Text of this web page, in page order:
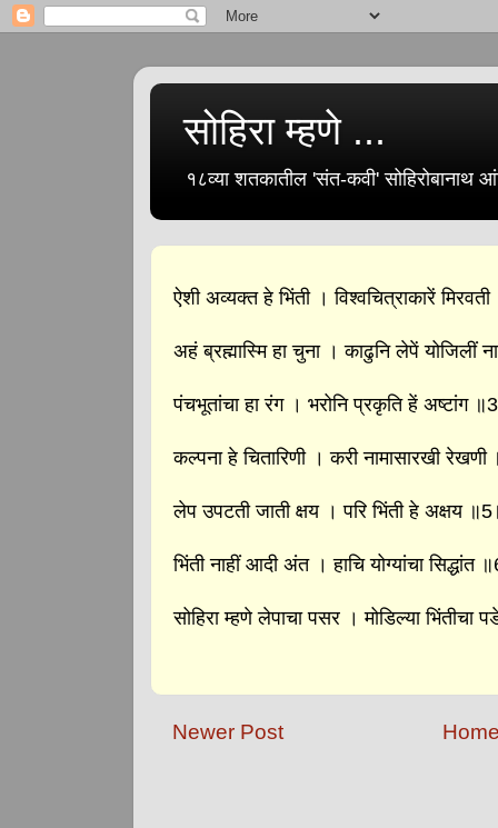
सोहिरा म्हणे ...
१८व्या शतकातील 'संत-कवी' सोहिरोबानाथ
ऐशी अव्यक्त हे भिंती । विश्‍वचित्राकारें
अहं ब्रह्मास्मि हा चुना । काढुनि लेपें योजिलीं
पंचभूतांचा हा रंग । भरोनि प्रकृति हें अष्टांग
कल्पना हे चितारिणी । करी नामासारखी
लेप उपटती जाती क्षय । परि भिंती हे अक्षय
भिंती नाहीं आदी अंत । हाचि योग्यांचा सिद्धांत
सोहिरा म्हणे लेपाचा पसर । मोडिल्या भिंतीचा
Newer Post